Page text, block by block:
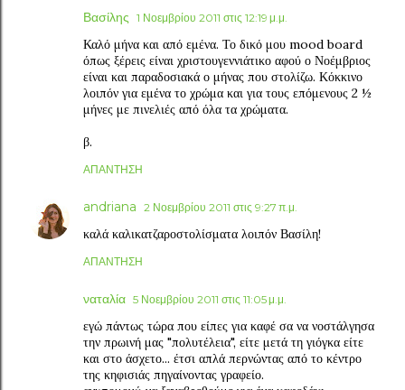
Βασίλης 1 Νοεμβρίου 2011 στις 12:19 μ.μ.
Καλό μήνα και από εμένα. Το δικό μου mood board
όπως ξέρεις είναι χριστουγεννιάτικο αφού ο Νοέμβριος
είναι και παραδοσιακά ο μήνας που στολίζω. Κόκκινο
λοιπόν για εμένα το χρώμα και για τους επόμενους 2 ½
μήνες με πινελιές από όλα τα χρώματα.
β.
ΑΠΆΝΤΗΣΗ
andriana 2 Νοεμβρίου 2011 στις 9:27 π.μ.
καλά καλικατζαροστολίσματα λοιπόν Βασίλη!
ΑΠΆΝΤΗΣΗ
ναταλία 5 Νοεμβρίου 2011 στις 11:05 μ.μ.
εγώ πάντως τώρα που είπες για καφέ σα να νοστάλγησα
την πρωινή μας "πολυτέλεια", είτε μετά τη γιόγκα είτε
και στο άσχετο... έτσι απλά περνώντας από το κέντρο
της κηφισιάς πηγαίνοντας γραφείο.